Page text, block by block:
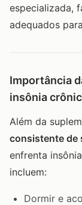
especializada,
adequados
Importância
insônia
Além da
consistente de
enfrenta
incluem:
Dormir e